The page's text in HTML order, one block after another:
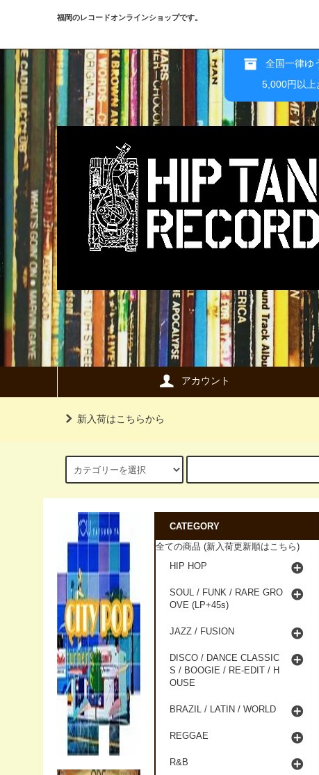
福岡のレコードオンラインショップです。
全国一律ゆ
5,000円以上
アカウント
新入荷はこちらから
CATEGORY
全ての商品 (新入荷更新順はこちら)
HIP HOP
SOUL / FUNK / RARE GRO
OVE (LP+45s)
JAZZ / FUSION
DISCO / DANCE CLASSIC
S / BOOGIE / RE-EDIT / H
OUSE
BRAZIL / LATIN / WORLD
REGGAE
R&B